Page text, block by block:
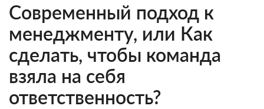
Современный подход к
менеджменту, или Как
сделать, чтобы команда
взяла на себя
ответственность?